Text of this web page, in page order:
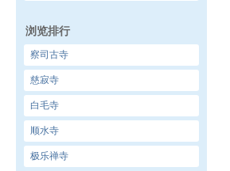
浏览排行
察司古寺
慈寂寺
白毛寺
顺水寺
极乐禅寺